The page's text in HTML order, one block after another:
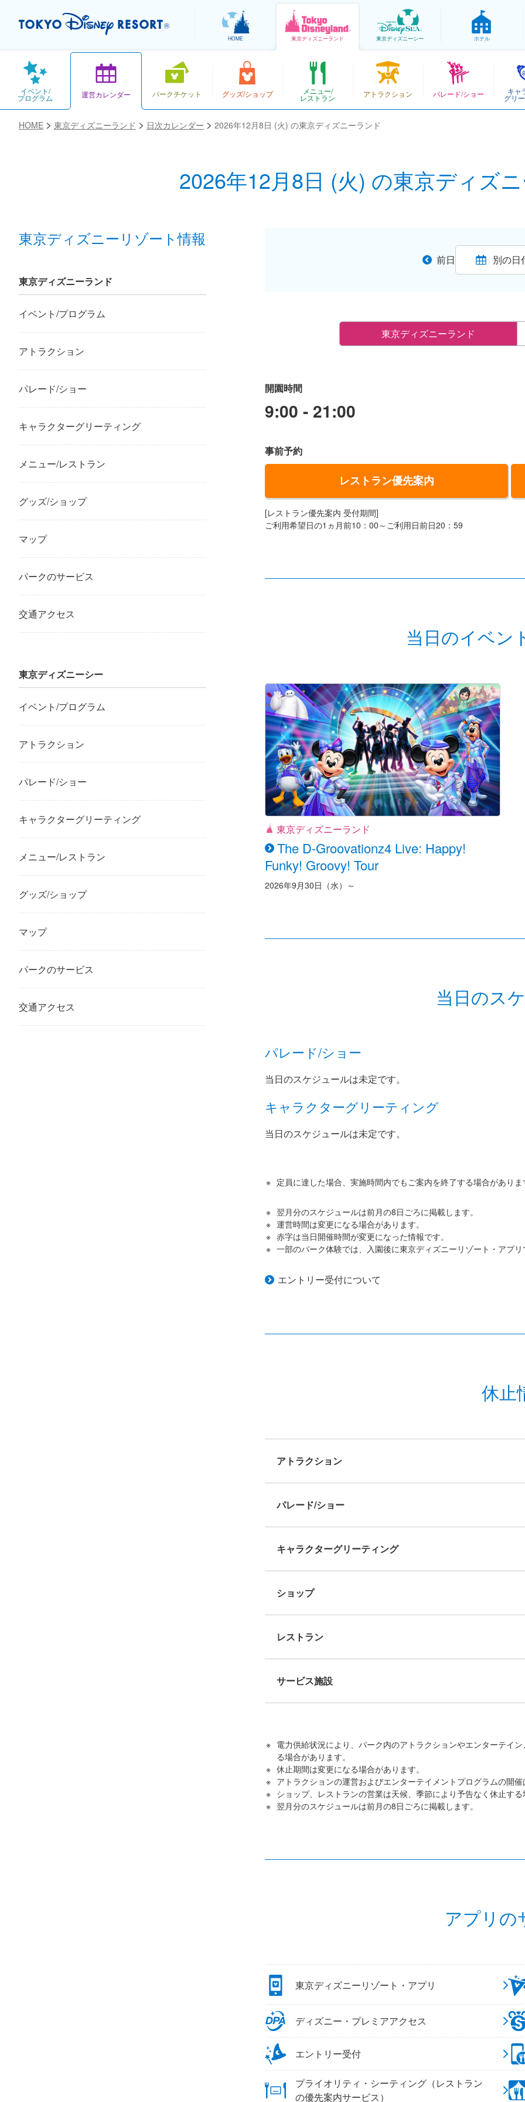
HOME 東京ディズニーランド 東京ディズニーシー ホテル
イベント/
プログラム 運営カレンダー パークチケット グッズ/ショップ メニュー/
レストラン アトラクション パレード/ショー キャ
グリ
HOME 東京ディズニーランド 日次カレンダー 2026年12月8日 (火) の東京ディズニーランド
2026年12月8日 (火) の東京ディズ
お気に入り
前日 別の日
東京ディズニーランド
開園時間
9:00 - 21:00
事前予約
レストラン優先案内
[レストラン優先案内 受付期間]
ご利用希望日の1ヵ月前10：00～ご利用日前日20：59
当日のイベン
東京ディズニーランド
The D-Groovationz4 Live: Happy!
Funky! Groovy! Tour
2026年9月30日（水）～
当日のス
パレード/ショー
当日のスケジュールは未定です。
キャラクターグリーティング
当日のスケジュールは未定です。
定員に達した場合、実施時間内でもご案内を終了する場合がありま
翌月分のスケジュールは前月の8日ごろに掲載します。
運営時間は変更になる場合があります。
赤字は当日開催時間が変更になった情報です。
一部のパーク体験では、入園後に東京ディズニーリゾート・アプ
エントリー受付について
休止
アトラクション
パレード/ショー
キャラクターグリーティング
ショップ
レストラン
サービス施設
電力供給状況により、パーク内のアトラクションやエンターテイ
る場合があります。
休止期間は変更になる場合があります。
アトラクションの運営およびエンターテイメントプログラムの開
ショップ、レストランの営業は天候、季節により予告なく休止す
翌月分のスケジュールは前月の8日ごろに掲載します。
アプリの
東京ディズニーリゾート・アプリ
ディズニー・プレミアアクセス
エントリー受付
プライオリティ・シーティング（レストラン
の優先案内サービス）
東京ディズニーリゾート情報
東京ディズニーランド
イベント/プログラム
アトラクション
パレード/ショー
キャラクターグリーティング
メニュー/レストラン
グッズ/ショップ
マップ
パークのサービス
交通アクセス
東京ディズニーシー
イベント/プログラム
アトラクション
パレード/ショー
キャラクターグリーティング
メニュー/レストラン
グッズ/ショップ
マップ
パークのサービス
交通アクセス